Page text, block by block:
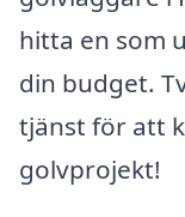
hitta en som
din budget.
tjänst för att
golvprojekt!